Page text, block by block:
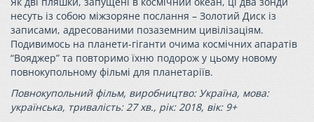
несуть із собою міжзоряне послання – Золотий Диск із
записами, адресованими позаземним цивілізаціям.
Подивимось на планети-гіганти очима космічних апаратів
“Вояджер” та повторимо їхню подорож у цьому новому
повнокупольному фільмі для планетаріїв.
Повнокупольний фільм, виробництво: Україна, мова:
українська, тривалість: 27 хв., рік: 2018, вік: 9+